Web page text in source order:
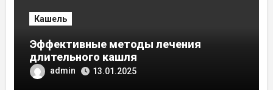
Кашель
Эффективные методы лечения
длительного кашля
admin 13.01.2025